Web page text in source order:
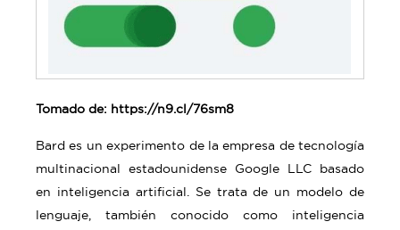
Tomado de: https://n9.cl/76sm8
Bard es un experimento de la empresa de tecnología
multinacional estadounidense Google LLC basado
en inteligencia artificial. Se trata de un modelo de
lenguaje, también conocido como inteligencia